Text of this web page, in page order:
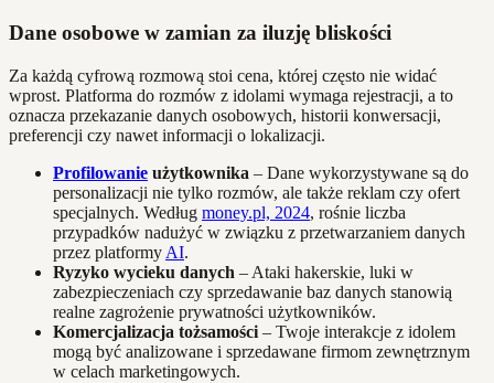
Dane osobowe w zamian za iluzję bliskości
Za każdą cyfrową rozmową stoi cena, której często nie widać
wprost. Platforma do rozmów z idolami wymaga rejestracji, a to
oznacza przekazanie danych osobowych, historii konwersacji,
preferencji czy nawet informacji o lokalizacji.
Profilowanie użytkownika – Dane wykorzystywane są do
personalizacji nie tylko rozmów, ale także reklam czy ofert
specjalnych. Według money.pl, 2024, rośnie liczba
przypadków nadużyć w związku z przetwarzaniem danych
przez platformy AI.
Ryzyko wycieku danych – Ataki hakerskie, luki w
zabezpieczeniach czy sprzedawanie baz danych stanowią
realne zagrożenie prywatności użytkowników.
Komercjalizacja tożsamości – Twoje interakcje z idolem
mogą być analizowane i sprzedawane firmom zewnętrznym
w celach marketingowych.